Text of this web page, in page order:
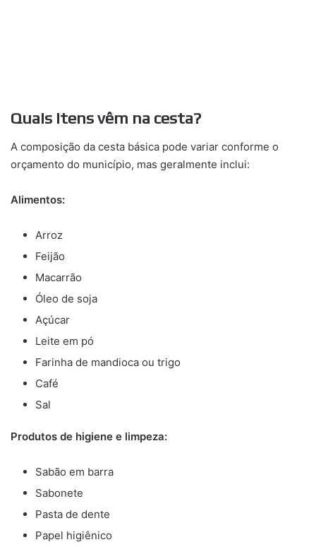
Quais itens vêm na cesta?
A composição da cesta básica pode variar conforme o
orçamento do município, mas geralmente inclui:
Alimentos:
Arroz
Feijão
Macarrão
Óleo de soja
Açúcar
Leite em pó
Farinha de mandioca ou trigo
Café
Sal
Produtos de higiene e limpeza:
Sabão em barra
Sabonete
Pasta de dente
Papel higiênico